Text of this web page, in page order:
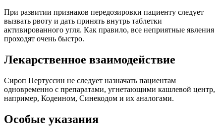
При развитии признаков передозировки пациенту следует
вызвать рвоту и дать принять внутрь таблетки
активированного угля. Как правило, все неприятные явления
проходят очень быстро.
Лекарственное взаимодействие
Сироп Пертуссин не следует назначать пациентам
одновременно с препаратами, угнетающими кашлевой центр,
например, Кодеином, Синекодом и их аналогами.
Особые указания